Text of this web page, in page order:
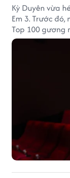
Kỳ Duyên vừa
Em 3. Trước
Top 100 gương